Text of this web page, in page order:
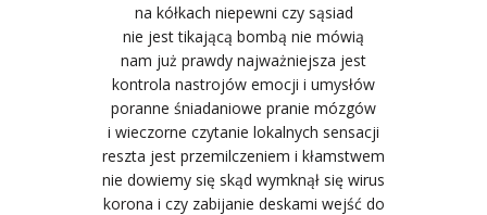
na kółkach niepewni czy sąsiad
nie jest tikającą bombą nie mówią
nam już prawdy najważniejsza jest
kontrola nastrojów emocji i umysłów
poranne śniadaniowe pranie mózgów
i wieczorne czytanie lokalnych sensacji
reszta jest przemilczeniem i kłamstwem
nie dowiemy się skąd wymknął się wirus
korona i czy zabijanie deskami wejść do